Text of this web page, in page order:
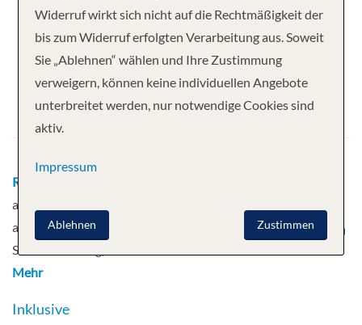
Ihre Kreuzfahrt
11 Nächte Costa Favolosa
Abfahrt
18.05.2027
Route
auf See - Malaga, Spanien - Cadiz, Spanien - Erholung
auf See - Leixões - La Coruna, Spanien - Erholung auf
See - Cherbourg, Frankreich
Mehr
Inklusive
Widerruf wirkt sich nicht auf die Rechtmäßigkeit der
bis zum Widerruf erfolgten Verarbeitung aus. Soweit
Sie „Ablehnen“ wählen und Ihre Zustimmung
verweigern, können keine individuellen Angebote
unterbreitet werden, nur notwendige Cookies sind
aktiv.
Impressum
Zustimmen
Ablehnen